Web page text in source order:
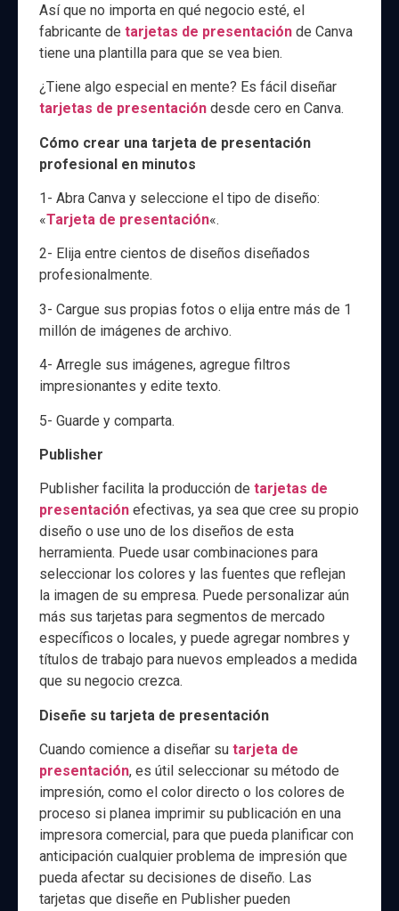
Así que no importa en qué negocio esté, el
fabricante detarjetas de presentación de Canva
tiene una plantilla para que se vea bien.
¿Tiene algo especial en mente? Es fácil diseñar
tarjetas de presentación desde cero en Canva.
Cómo crear una tarjeta de presentación
profesional en minutos
1- Abra Canva y seleccione el tipo de diseño:
«Tarjeta de presentación«.
2- Elija entre cientos de diseños diseñados
profesionalmente.
3- Cargue sus propias fotos o elija entre más de 1
millón de imágenes de archivo.
4- Arregle sus imágenes, agregue filtros
impresionantes y edite texto.
5- Guarde y comparta.
Publisher
Publisher facilita la producción detarjetas de
presentaciónefectivas, ya sea que cree su propio
diseño o use uno de los diseños de esta
herramienta. Puede usar combinaciones para
seleccionar los colores y las fuentes que reflejan
la imagen de su empresa. Puede personalizar aún
más sus tarjetas para segmentos de mercado
específicos o locales, y puede agregar nombres y
títulos de trabajo para nuevos empleados a medida
que su negocio crezca.
Diseñe su tarjeta de presentación
Cuando comience a diseñar sutarjeta de
presentación, es útil seleccionar su método de
impresión, como el color directo o los colores de
proceso si planea imprimir su publicación en una
impresora comercial, para que pueda planificar con
anticipación cualquier problema de impresión que
pueda afectar su decisiones de diseño. Las
tarjetas que diseñe en Publisher pueden